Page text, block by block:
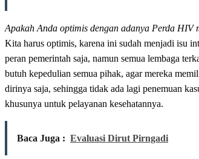
Apakah Anda optimis dengan adanya Perda
Kita harus optimis, karena ini sudah menjadi isu
peran pemerintah saja, namun semua lembaga
butuh kepedulian semua pihak, agar mereka
dirinya saja, sehingga tidak ada lagi penemuan
khusunya untuk pelayanan kesehatannya.
Baca Juga : Evaluasi Dirut Pirngadi